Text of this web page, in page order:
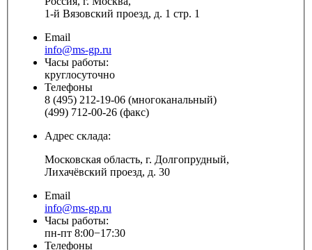
1-й Вязовский проезд, д. 1 стр. 1
Email
info@ms-gp.ru
Часы работы:
круглосуточно
Телефоны
8 (495) 212-19-06 (многоканальный)
(499) 712-00-26 (факс)
Адрес склада:
Московская область, г. Долгопрудный,
Лихачёвский проезд, д. 30
Email
info@ms-gp.ru
Часы работы:
пн-пт 8:00−17:30
Телефоны